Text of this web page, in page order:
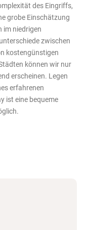
des Eingriffs,
grobe Einschätzung
im niedrigen
zwischen
kostengünstigen
können wir nur
erscheinen. Legen
erfahrenen
ist eine bequeme